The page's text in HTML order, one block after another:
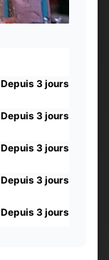
Depuis 3 jours
Depuis 3 jours
Depuis 3 jours
Depuis 3 jours
Depuis 3 jours